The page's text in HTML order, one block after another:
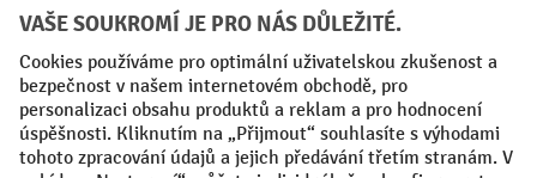
Sociální sítě
Facebook
YouTube
LinkedIn